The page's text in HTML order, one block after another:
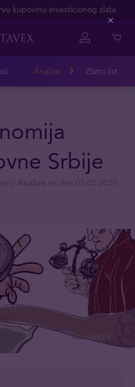
kupovinu investicionog zlata
Analize Zlatni list
Srbije
Close